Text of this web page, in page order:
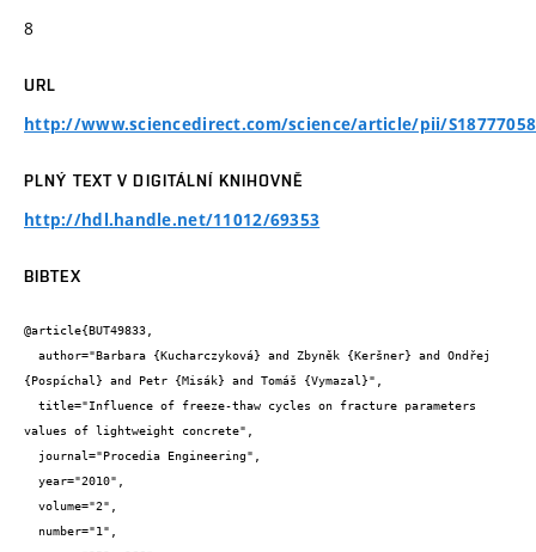
8
URL
http://www.sciencedirect.com/science/article/pii/
PLNÝ TEXT V DIGITÁLNÍ KNIHOVNĚ
http://hdl.handle.net/11012/69353
BIBTEX
@article{BUT49833,
{Pospíchal} and Petr {Misák} and Tomáš {Vymazal}",
values of lightweight concrete",